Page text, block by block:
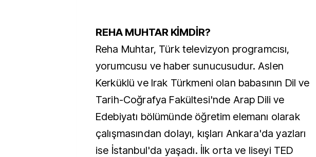
REHA MUHTAR KİMDİR?
Reha Muhtar, Türk televizyon programcısı,
yorumcusu ve haber sunucusudur. Aslen
Kerküklü ve Irak Türkmeni olan babasının Dil ve
Tarih-Coğrafya Fakültesi'nde Arap Dili ve
Edebiyatı bölümünde öğretim elemanı olarak
çalışmasından dolayı, kışları Ankara'da yazları
ise İstanbul'da yaşadı. İlk orta ve liseyi TED